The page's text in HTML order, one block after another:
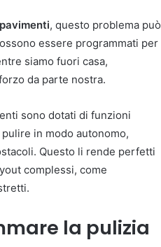
, questo problema può
essere programmati per
siamo fuori casa,
da parte nostra.
sono dotati di funzioni
in modo autonomo,
Questo li rende perfetti
complessi, come
la pulizia